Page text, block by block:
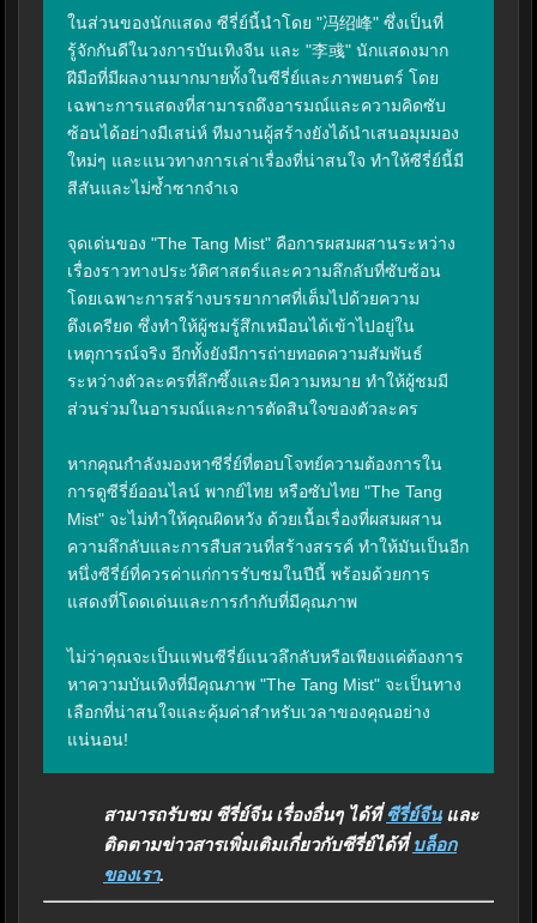
ในส่วนของนักแสดง ซีรี่ย์นี้นำโดย "冯绍峰" ซึ่งเป็นที่
รู้จักกันดีในวงการบันเทิงจีน และ "李彧" นักแสดงมาก
ฝีมือที่มีผลงานมากมายทั้งในซีรี่ย์และภาพยนตร์ โดย
เฉพาะการแสดงที่สามารถดึงอารมณ์และความคิดซับ
ซ้อนได้อย่างมีเสน่ห์ ทีมงานผู้สร้างยังได้นำเสนอมุมมอง
ใหม่ๆ และแนวทางการเล่าเรื่องที่น่าสนใจ ทำให้ซีรี่ย์นี้มี
สีสันและไม่ซ้ำซากจำเจ
จุดเด่นของ "The Tang Mist" คือการผสมผสานระหว่าง
เรื่องราวทางประวัติศาสตร์และความลึกลับที่ซับซ้อน
โดยเฉพาะการสร้างบรรยากาศที่เต็มไปด้วยความ
ตึงเครียด ซึ่งทำให้ผู้ชมรู้สึกเหมือนได้เข้าไปอยู่ใน
เหตุการณ์จริง อีกทั้งยังมีการถ่ายทอดความสัมพันธ์
ระหว่างตัวละครที่ลึกซึ้งและมีความหมาย ทำให้ผู้ชมมี
ส่วนร่วมในอารมณ์และการตัดสินใจของตัวละคร
หากคุณกำลังมองหาซีรี่ย์ที่ตอบโจทย์ความต้องการใน
การดูซีรี่ย์ออนไลน์ พากย์ไทย หรือซับไทย "The Tang
Mist" จะไม่ทำให้คุณผิดหวัง ด้วยเนื้อเรื่องที่ผสมผสาน
ความลึกลับและการสืบสวนที่สร้างสรรค์ ทำให้มันเป็นอีก
หนึ่งซีรี่ย์ที่ควรค่าแก่การรับชมในปีนี้ พร้อมด้วยการ
แสดงที่โดดเด่นและการกำกับที่มีคุณภาพ
ไม่ว่าคุณจะเป็นแฟนซีรี่ย์แนวลึกลับหรือเพียงแค่ต้องการ
หาความบันเทิงที่มีคุณภาพ "The Tang Mist" จะเป็นทาง
เลือกที่น่าสนใจและคุ้มค่าสำหรับเวลาของคุณอย่าง
แน่นอน!
สามารถรับชม ซีรี่ย์จีน เรื่องอื่นๆ ได้ที่ซีรี่ย์จีนและ
ติดตามข่าวสารเพิ่มเติมเกี่ยวกับซีรี่ย์ได้ที่ บล็อก
ของเรา.